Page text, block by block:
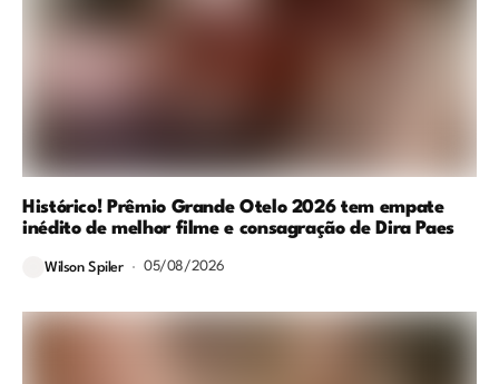
Histórico! Prêmio Grande Otelo 2026 tem empate
inédito de melhor filme e consagração de Dira Paes
Wilson Spiler 05/08/2026